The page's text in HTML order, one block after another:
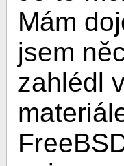
Mám
jsem
zahlédl